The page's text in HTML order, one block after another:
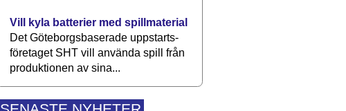
Vill kyla batterier med spillmaterial
Det Göteborgsbaserade upp­starts­
företaget SHT vill använda spill från
produktionen av sina...